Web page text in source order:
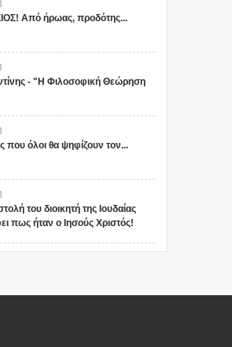
Από ήρωας, προδότης...
- "Η Φιλοσοφική Θεώρηση
που όλοι θα ψηφίζουν τον...
του διοικητή της Ιουδαίας
πως ήταν ο Ιησούς Χριστός!